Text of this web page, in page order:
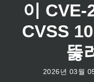
이
CVSS
뚫
2026년 03월